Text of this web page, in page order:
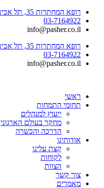
רופא המחתרות 35, תל אביב
03-7164922
info@pasher.co.il
רופא המחתרות 35, תל אביב
03-7164922
info@pasher.co.il
ראשי
תחומי התמחות
ייעוץ למנהלים
מחקר בעולם הארגוני
הדרכה והכשרה
אודותינו
קצת עלינו
לקוחות
הצוות
צור קשר
מאמרים